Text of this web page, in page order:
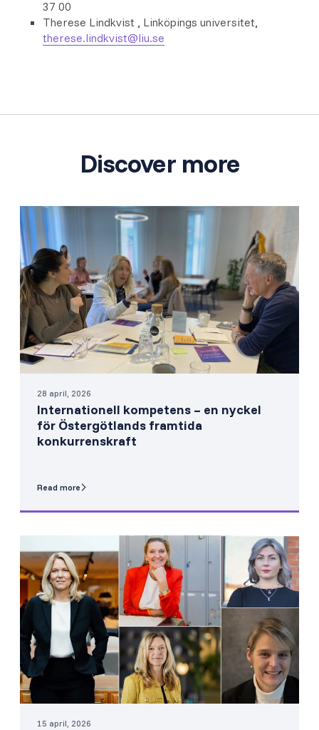
37 00
Therese Lindkvist , Linköpings universitet,
therese.lindkvist@liu.se
Discover more
28 april, 2026
Internationell kompetens – en nyckel
för Östergötlands framtida
konkurrenskraft
Read more
15 april, 2026